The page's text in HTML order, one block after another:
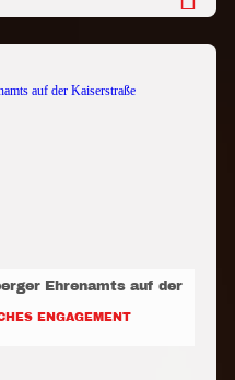
Ehrenamts auf der
ENGAGEMENT